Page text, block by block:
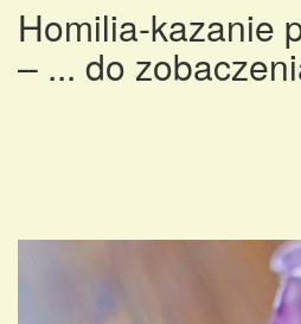
Homilia-kazanie
– ... do